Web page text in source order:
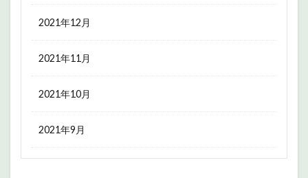
2021年12月
2021年11月
2021年10月
2021年9月